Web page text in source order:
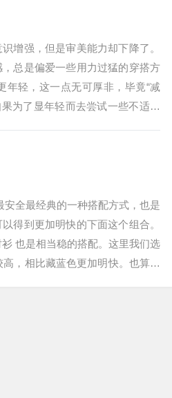
增强，但是审美能力却下降了。
总是偏爱一些用力过猛的穿搭方
轻，这一点无可厚非，毕竟“减
为了显年轻而去尝试一些不适合
全最经典的一种搭配方式，也是
得到更加明快的下面这个组合。
也是相当稳的搭配。这里我们选
，相比藏蓝色更加明快。也算是